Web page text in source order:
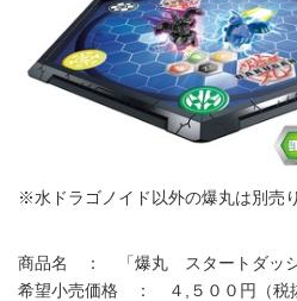
※水ドラゴノイド以外の爆丸は別売
商品名 ： 「爆丸 スタートダッシ
希望小売価格 ： ４,５００円（税